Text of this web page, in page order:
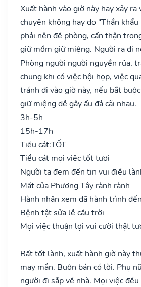
Xuất hành vào giờ này hay xảy ra
chuyện không hay do "Thần khẩu
phải nên đề phòng, cẩn thận
giữ mồm giữ miệng. Người ra đi
Phòng người người nguyền rủa,
chung khi có việc hội họp, việc
tránh đi vào giờ này, nếu bắt
giữ miệng dễ gây ẩu đả cãi nhau.
3h-5h
15h-17h
Tiểu cát:TỐT
Tiểu cát mọi việc tốt tươi
Người ta đem đến tin vui điều
Mất của Phương Tây rành rành
Hành nhân xem đã hành trình
Bệnh tật sửa lễ cầu trời
Mọi việc thuận lợi vui cười thật
Rất tốt lành, xuất hành giờ này
may mắn. Buôn bán có lời. Phụ
người đi sắp về nhà. Mọi việc